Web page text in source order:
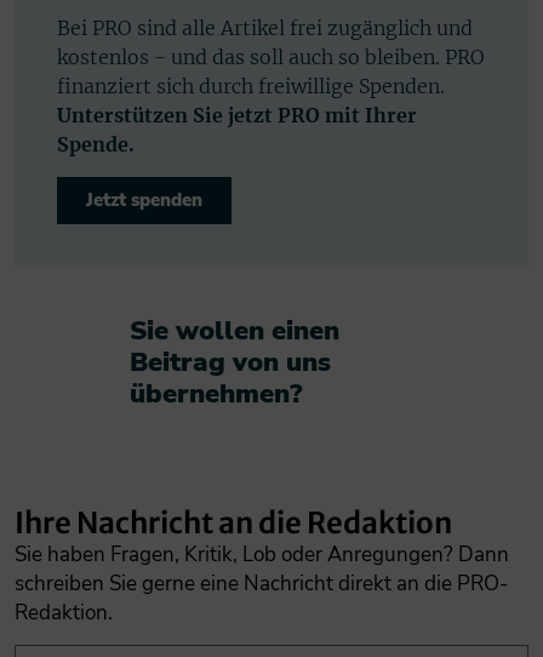
Bei PRO sind alle Artikel frei zugänglich und
kostenlos - und das soll auch so bleiben. PRO
finanziert sich durch freiwillige Spenden.
Unterstützen Sie jetzt PRO mit Ihrer
Spende.
Jetzt spenden
Sie wollen einen
Beitrag von uns
übernehmen?​
Ihre Nachricht an die Redaktion
Sie haben Fragen, Kritik, Lob oder Anregungen? Dann
schreiben Sie gerne eine Nachricht direkt an die PRO-
Redaktion.